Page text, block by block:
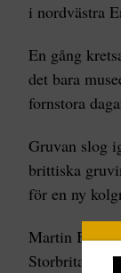
i nordvästra
En gång
det bara
fornstora
Gruvan slog
brittiska
för en ny
Martin